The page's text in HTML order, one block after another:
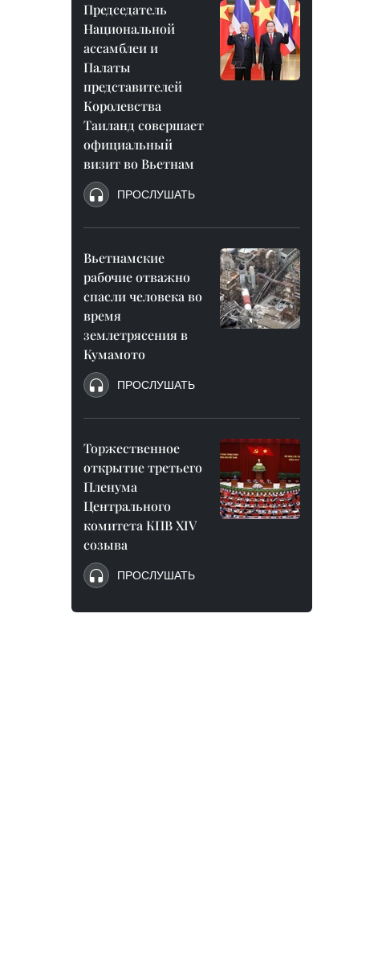
Председатель
Национальной
ассамблеи и
Палаты
представителей
Королевства
Таиланд совершает
официальный
визит во Вьетнам
ПРОСЛУШАТЬ
Вьетнамские
рабочие отважно
спасли человека во
время
землетрясения в
Кумамото
ПРОСЛУШАТЬ
Торжественное
открытие третьего
Пленума
Центрального
комитета КПВ XIV
созыва
ПРОСЛУШАТЬ